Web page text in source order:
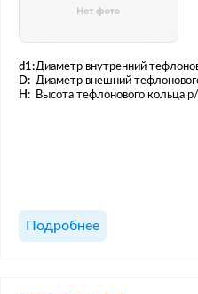
d1:Диаметр внутренний
D: Диаметр внешний
H:
Высота тефлонового кольца
Подробнее